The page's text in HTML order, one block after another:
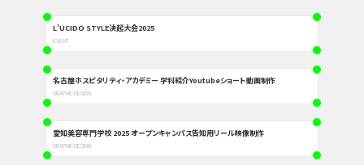
L’UCIDO STYLE決起大会2025
EVENT
名古屋ホスピタリティ・アカデミー 学科紹介Youtubeショート動画制作
GRAPHIC DESIGN
愛知美容専門学校 2025 オープンキャンパス告知用リール映像制作
GRAPHIC DESIGN